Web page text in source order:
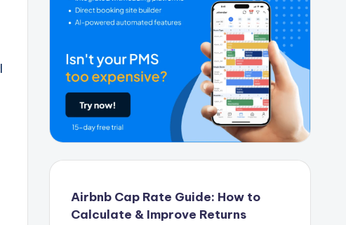
Airbnb Cap Rate Guide: How to
Calculate & Improve Returns